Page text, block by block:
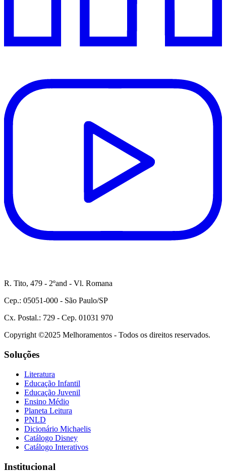
R. Tito, 479 - 2ºand - Vl. Romana
Cep.: 05051-000 - São Paulo/SP
Cx. Postal.: 729 - Cep. 01031 970
Copyright ©2025 Melhoramentos - Todos os direitos reservados.
Soluções
Literatura
Educação Infantil
Educação Juvenil
Ensino Médio
Planeta Leitura
PNLD
Dicionário Michaelis
Catálogo Disney
Catálogo Interativos
Institucional